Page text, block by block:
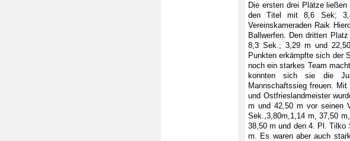
Die ersten drei Plätze
den Titel mit 8,6 Sek;
Vereinskameraden Raik
Ballwerfen. Den dritten
8,3 Sek.; 3,29 m und
Punkten erkämpfte sich der
noch ein starkes Team
konnten sich sie die
Mannschaftssieg freuen.
und Ostfrieslandmeister
m und 42,50 m vor seinen
Sek.,3,80m,1,14 m, 37,50
38,50 m und den 4. Pl.
m. Es waren aber auch